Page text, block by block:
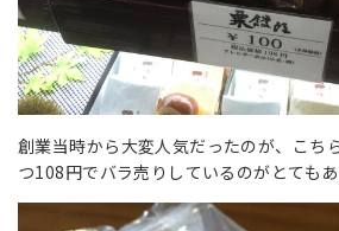
創業当時から大変人気だったのが、こち
つ108円でバラ売りしているのがとてもあ